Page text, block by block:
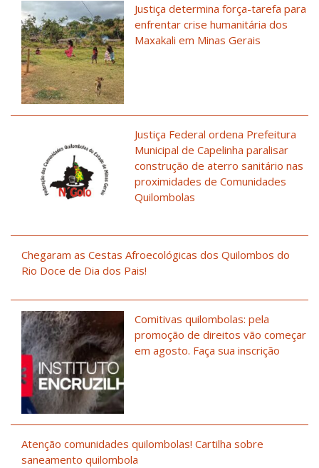
Justiça determina força-tarefa para
enfrentar crise humanitária dos
Maxakali em Minas Gerais
Justiça Federal ordena Prefeitura
Municipal de Capelinha paralisar
construção de aterro sanitário nas
proximidades de Comunidades
Quilombolas
Chegaram as Cestas Afroecológicas dos Quilombos do
Rio Doce de Dia dos Pais!
Comitivas quilombolas: pela
promoção de direitos vão começar
em agosto. Faça sua inscrição
Atenção comunidades quilombolas! Cartilha sobre
saneamento quilombola